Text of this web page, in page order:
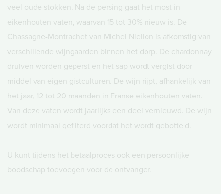
veel oude stokken. Na de persing gaat het most in
eikenhouten vaten, waarvan 15 tot 30% nieuw is. De
Chassagne-Montrachet van Michel Niellon is afkomstig van
verschillende wijngaarden binnen het dorp. De chardonnay
druiven worden geperst en het sap wordt vergist door
middel van eigen gistculturen. De wijn rijpt, afhankelijk van
het jaar, 12 tot 20 maanden in Franse eikenhouten vaten.
Van deze vaten wordt jaarlijks een deel vernieuwd. De wijn
wordt minimaal gefilterd voordat het wordt gebotteld.
U kunt tijdens het betaalproces ook een persoonlijke
boodschap toevoegen voor de ontvanger.